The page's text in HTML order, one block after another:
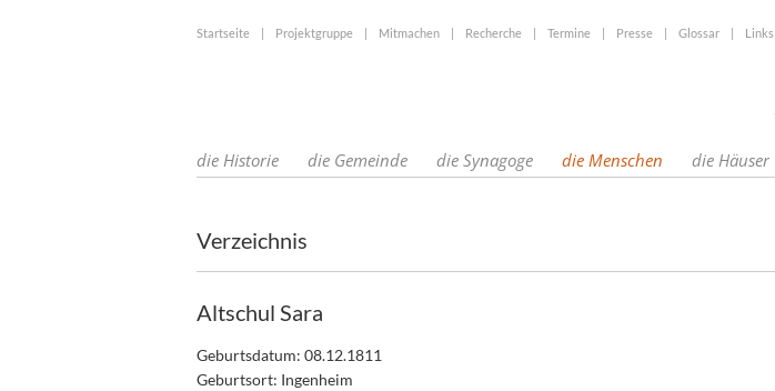
Startseite | Projektgruppe | Mitmachen | Recherche | Termine | Presse | Glossar | Links
die Historie die Gemeinde die Synagoge die Menschen die Häuser
Verzeichnis
Altschul Sara
Geburtsdatum: 08.12.1811
Geburtsort: Ingenheim